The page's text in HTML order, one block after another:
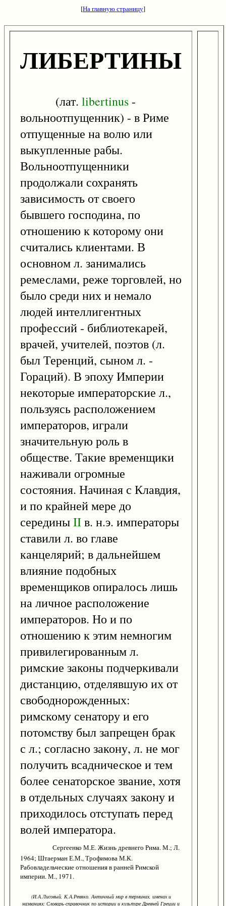
[На главную страницу]
ЛИБЕРТИНЫ
(лат. libertinus -
вольноотпущенник) - в Риме
отпущенные на волю или
выкупленные рабы.
Вольноотпущенники
продолжали сохранять
зависимость от своего
бывшего господина, по
отношению к которому они
считались клиентами. В
основном л. занимались
ремеслами, реже торговлей, но
было среди них и немало
людей интеллигентных
профессий - библиотекарей,
врачей, учителей, поэтов (л.
был Теренций, сыном л. -
Гораций). В эпоху Империи
некоторые императорские л.,
пользуясь расположением
императоров, играли
значительную роль в
обществе. Такие временщики
наживали огромные
состояния. Начиная с Клавдия,
и по крайней мере до
серединыIIв. н.э. императоры
ставили л. во главе
канцелярий; в дальнейшем
влияние подобных
временщиков опиралось лишь
на личное расположение
императоров. Но и по
отношению к этим немногим
привилегированным л.
римские законы подчеркивали
дистанцию, отделявшую их от
свободнорожденных:
римскому сенатору и его
потомству был запрещен брак
с л.; согласно закону, л. не мог
получить всадническое и тем
более сенаторское звание, хотя
в отдельных случаях закону и
приходилось отступать перед
волей императора.
Сергеенко М.Е. Жизнь древнего Рима. М.; Л.
1964; Штаерман Е.М., Трофимова М.К.
Рабовладельческие отношения в ранней Римской
империи. М., 1971.
(И.А.Лисовый, К.А.Ревяко. Античный мир в терминах, именах и
названиях: Словарь-справочник по истории и культуре Древней Греции и